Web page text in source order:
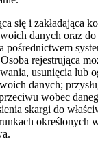
się i zakładająca
danych oraz
pośrednictwem
rejestrująca
usunięcia lub
danych;
wobec
skargi do
określonych